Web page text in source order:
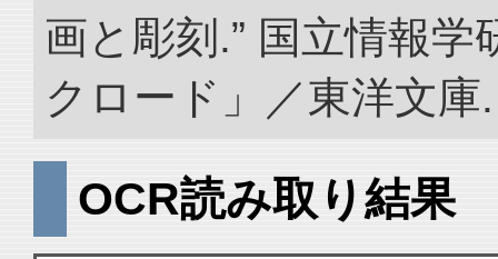
画と彫刻.” 国立情報
クロード」／東洋文
OCR読み取り結果